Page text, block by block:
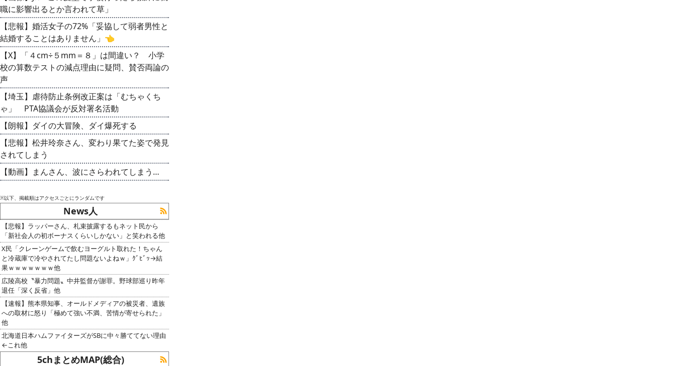
職に影響出るとか言われて草」
【悲報】婚活女子の72%「妥協して弱者男性と
結婚することはありません」👈
【X】「４cm÷５mm＝８」は間違い？ 小学
校の算数テストの減点理由に疑問、賛否両論の
声
【埼玉】虐待防止条例改正案は「むちゃくち
ゃ」 PTA協議会が反対署名活動
【朗報】ダイの大冒険、ダイ爆死する
【悲報】松井玲奈さん、変わり果てた姿で発見
されてしまう
【動画】まんさん、波にさらわれてしまう…
※以下、掲載順はアクセスごとにランダムです
News人
【悲報】ラッパーさん、札束披露するもネット民から
「新社会人の初ボーナスくらいしかない」と笑われる他
X民「クレーンゲームで飲むヨーグルト取れた！ちゃん
と冷蔵庫で冷やされてたし問題ないよねｗ」ｸﾞﾋﾞｯ→結
果ｗｗｗｗｗｗｗ他
広陵高校〝暴力問題〟中井監督が謝罪。野球部巡り昨年
退任「深く反省」他
【速報】熊本県知事、オールドメディアの被災者、遺族
への取材に怒り「極めて強い不満、苦情が寄せられた」
他
北海道日本ハムファイターズがSBに中々勝ててない理由
←これ他
5chまとめMAP(総合)